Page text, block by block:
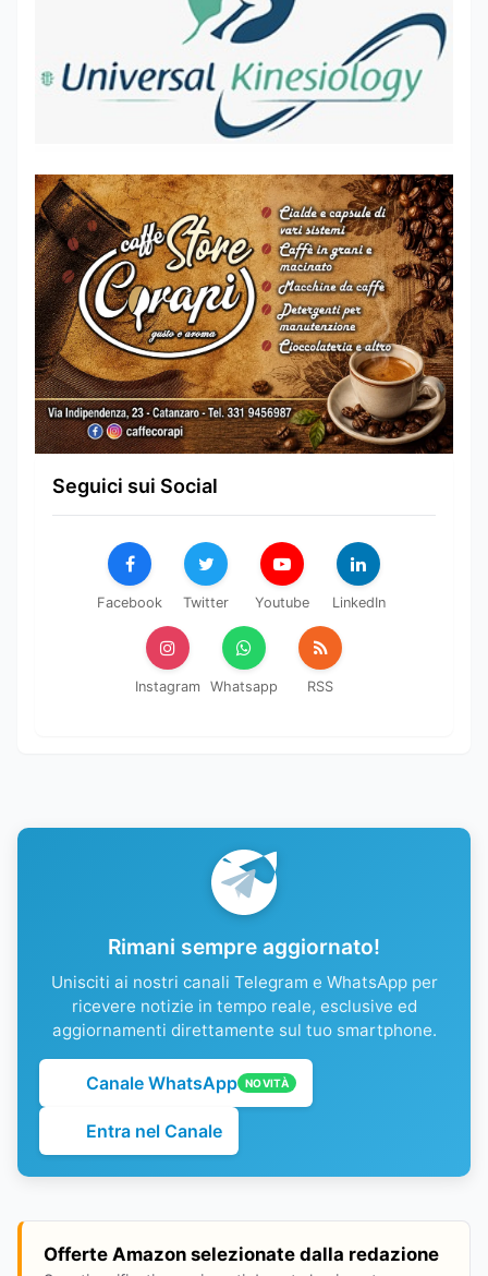
Seguici sui Social
Facebook Twitter Youtube LinkedIn
Instagram Whatsapp RSS
Rimani sempre aggiornato!
Unisciti ai nostri canali Telegram e WhatsApp per
ricevere notizie in tempo reale, esclusive ed
aggiornamenti direttamente sul tuo smartphone.
Canale WhatsApp NOVITÀ
Entra nel Canale
Offerte Amazon selezionate dalla redazione